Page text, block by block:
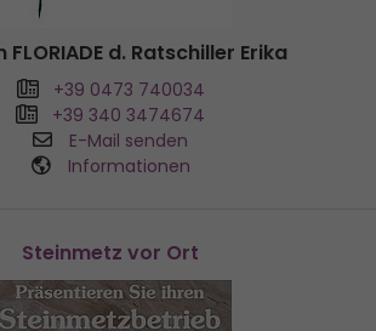
FLORIADE d. Ratschiller Erika
+39 0473 740034
+39 340 3474674
E-Mail senden
Informationen
Steinmetz vor Ort